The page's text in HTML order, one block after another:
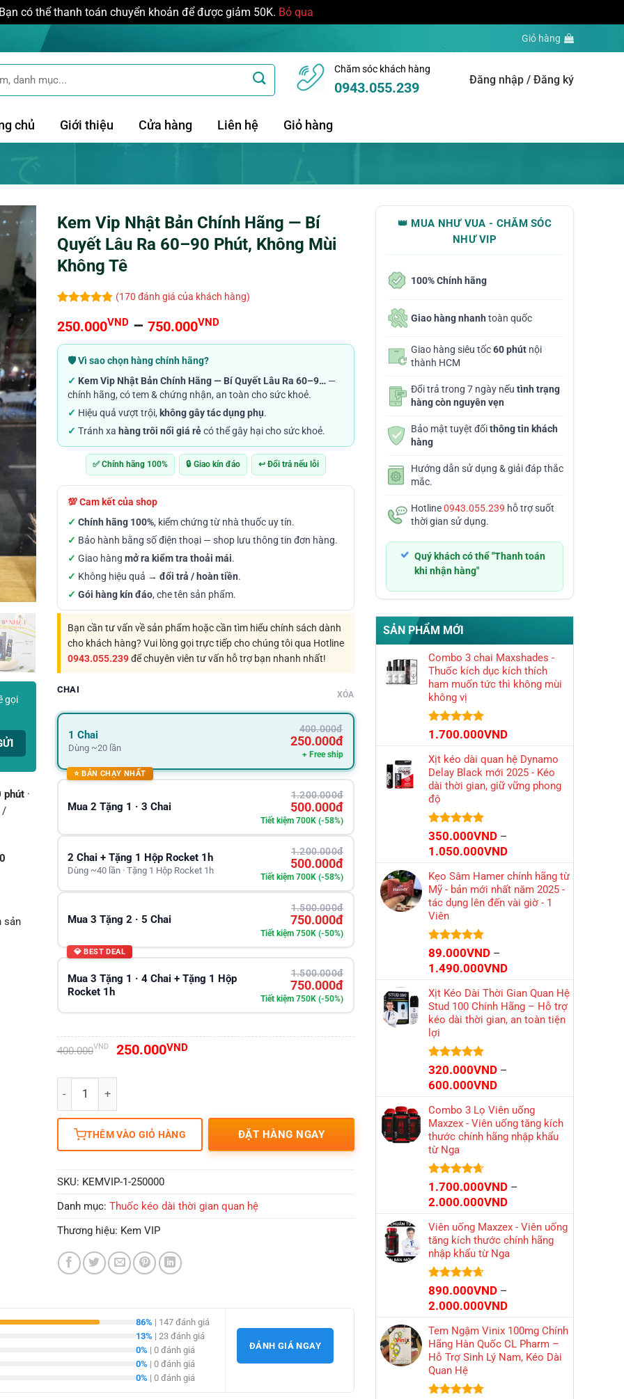
Bạn có thể thanh toán chuyển khoản để được giảm 50K. Bỏ qua
Giỏ hàng
Chăm sóc khách hàng
0943.055.239 Đăng nhập / Đăng ký
chủ Giới thiệu Cửa hàng Liên hệ Giỏ hàng
👑 MUA NHƯ VUA - CHĂM SÓC
NHƯ VIP
100% Chính hãng
Giao hàng nhanh toàn quốc
Giao hàng siêu tốc60 phút nội
thành HCM
Đổi trả trong 7 ngày nếu tình trạng
hàng còn nguyên vẹn
Bảo mật tuyệt đốithông tin khách
hàng
Hướng dẫn sử dụng & giải đáp thắc
mắc.
Hotline0943.055.239 hỗ trợ suốt
thời gian sử dụng.
Quý khách có thể "Thanh toán
khi nhận hàng"
SẢN PHẨM MỚI
Combo 3 chai Maxshades -
Thuốc kích dục kích thích
ham muốn tức thì không mùi
không vị
Được xếp
5 sao
1.700.000VND
Xịt kéo dài quan hệ Dynamo
Delay Black mới 2025 - Kéo
dài thời gian, giữ vững phong
độ
Được xếp
hạng4.86
5 sao
350.000VND –
1.050.000VNDKhoảng
từ
350.000VND
đến
Kẹo Sâm Hamer chính hãng từ
Mỹ - bản mới nhất năm 2025 -
tác dụng lên đến vài giờ - 1
Viên
Được xếp
hạng4.84
5 sao
89.000VND –
1.490.000VNDKhoảng
từ
89.000VND
đến
Xịt Kéo Dài Thời Gian Quan Hệ
Stud 100 Chính Hãng – Hỗ trợ
kéo dài thời gian, an toàn tiện
lợi
Được xếp
hạng4.85
5 sao
320.000VND –
600.000VNDKhoảng
từ
320.000VND
đến
Combo 3 Lọ Viên uống
Maxzex - Viên uống tăng kích
thước chính hãng nhập khẩu
từ Nga
Được xếp
hạng4.65
5 sao
1.700.000VND –
2.000.000VNDKhoảng
từ
1.700.000VND
đến
Viên uống Maxzex - Viên uống
tăng kích thước chính hãng
nhập khẩu từ Nga
Được xếp
hạng4.66
5 sao
890.000VND –
2.000.000VNDKhoảng
từ
890.000VND
đến
Tem Ngậm Vinix 100mg Chính
Hãng Hàn Quốc CL Pharm –
Hỗ Trợ Sinh Lý Nam, Kéo Dài
Quan Hệ
gọi
phút ·
/
sản
Kem Vip Nhật Bản Chính Hãng — Bí
Quyết Lâu Ra 60–90 Phút, Không Mùi
Không Tê
dựa trên
(170 đánh giá của khách hàng)
250.000VND – 750.000VNDKhoảng
giá:
250.000VND
đến
750.000VND
🛡️ Vì sao chọn hàng chính hãng?
✓ Kem Vip Nhật Bản Chính Hãng — Bí Quyết Lâu Ra 60–9…—
chính hãng, có tem & chứng nhận, an toàn cho sức khoẻ.
✓ Hiệu quả vượt trội, không gây tác dụng phụ.
✓ Tránh xa hàng trôi nổi giá rẻcó thể gây hại cho sức khoẻ.
✅ Chính hãng 100% 🔒 Giao kín đáo ↩️ Đổi trả nếu lỗi
💯 Cam kết của shop
✓ Chính hãng 100%, kiểm chứng từ nhà thuốc uy tín.
✓ Bảo hành bằng số điện thoại — shop lưu thông tin đơn hàng.
✓ Giao hàng mở ra kiểm tra thoải mái.
✓ Không hiệu quả → đổi trả / hoàn tiền.
✓ Gói hàng kín đáo, che tên sản phẩm.
Bạn cần tư vấn về sản phẩm hoặc cần tìm hiểu chính sách dành
cho khách hàng? Vui lòng gọi trực tiếp cho chúng tôi qua Hotline
0943.055.239để chuyên viên tư vấn hỗ trợ bạn nhanh nhất!
CHAI
1 Chai
Dùng ~20 lần
400.000đ
250.000đ
+ Free ship
⭐ BÁN CHẠY NHẤT
Mua 2 Tặng 1 · 3 Chai
1.200.000đ
500.000đ
Tiết kiệm 700K (-58%)
2 Chai + Tặng 1 Hộp Rocket 1h
Dùng ~40 lần · Tặng 1 Hộp Rocket 1h
1.200.000đ
500.000đ
Tiết kiệm 700K (-58%)
Mua 3 Tặng 2 · 5 Chai
1.500.000đ
750.000đ
Tiết kiệm 750K (-50%)
💎 BEST DEAL
Mua 3 Tặng 1 · 4 Chai + Tặng 1 Hộp
Rocket 1h
1.500.000đ
750.000đ
Tiết kiệm 750K (-50%)
XÓA
400.000VND
Giá
là:
250.000VNDGiá
THÊM VÀO GIỎ HÀNG ĐẶT HÀNG NGAY
SKU: KEMVIP-1-250000
Danh mục: Thuốc kéo dài thời gian quan hệ
Thương hiệu: Kem VIP
86% | 147 đánh giá
13% | 23 đánh giá
0% | 0 đánh giá
0% | 0 đánh giá
0% | 0 đánh giá
ĐÁNH GIÁ NGAY